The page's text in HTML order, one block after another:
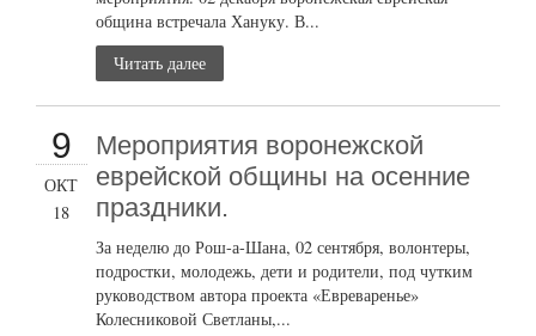
община встречала Хануку. В...
Читать далее
9
ОКТ
18
Мероприятия воронежской
еврейской общины на осенние
праздники.
За неделю до Рош-а-Шана, 02 сентября, волонтеры,
подростки, молодежь, дети и родители, под чутким
руководством автора проекта «Евреваренье»
Колесниковой Светланы,...